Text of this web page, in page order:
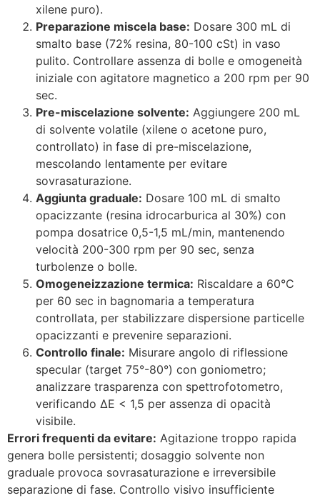
xilene puro).
Preparazione miscela base: Dosare 300 mL di
smalto base (72% resina, 80-100 cSt) in vaso
pulito. Controllare assenza di bolle e omogeneità
iniziale con agitatore magnetico a 200 rpm per 90
sec.
Pre-miscelazione solvente: Aggiungere 200 mL
di solvente volatile (xilene o acetone puro,
controllato) in fase di pre-miscelazione,
mescolando lentamente per evitare
sovrasaturazione.
Aggiunta graduale: Dosare 100 mL di smalto
opacizzante (resina idrocarburica al 30%) con
pompa dosatrice 0,5-1,5 mL/min, mantenendo
velocità 200-300 rpm per 90 sec, senza
turbolenze o bolle.
Omogeneizzazione termica: Riscaldare a 60°C
per 60 sec in bagnomaria a temperatura
controllata, per stabilizzare dispersione particelle
opacizzanti e prevenire separazioni.
Controllo finale: Misurare angolo di riflessione
specular (target 75°-80°) con goniometro;
analizzare trasparenza con spettrofotometro,
verificando ΔE < 1,5 per assenza di opacità
visibile.
Errori frequenti da evitare: Agitazione troppo rapida
genera bolle persistenti; dosaggio solvente non
graduale provoca sovrasaturazione e irreversibile
separazione di fase. Controllo visivo insufficiente